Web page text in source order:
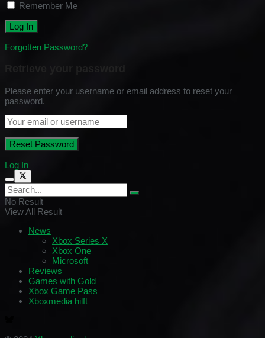
Remember Me
Forgotten Password?
Retrieve your password
Please enter your username or email address to reset your
password.
Log In
No Result
View All Result
News
Xbox Series X
Xbox One
Microsoft
Reviews
Games with Gold
Xbox Game Pass
Xboxmedia hilft